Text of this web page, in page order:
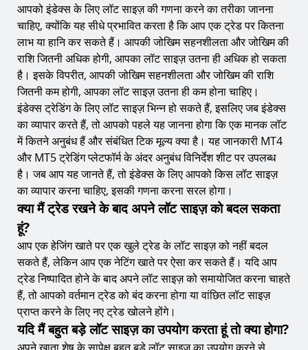
आपको इंडेक्स के लिए लॉट साइज़ की गणना करने का तरीका जानना
चाहिए, क्योंकि यह सीधे प्रभावित करता है कि आप एक ट्रेड पर कितना
लाभ या हानि कर सकते हैं। आपकी जोखिम सहनशीलता और जोखिम की
राशि जितनी अधिक होगी, आपका लॉट साइज़ उतना ही अधिक हो सकता
है। इसके विपरीत, आपकी जोखिम सहनशीलता और जोखिम की राशि
जितनी कम होगी, आपका लॉट साइज़ उतना ही कम होना चाहिए।
इंडेक्स ट्रेडिंग के लिए लॉट साइज़ भिन्न हो सकते हैं, इसलिए जब इंडेक्स
का व्यापार करते हैं, तो आपको पहले यह जानना होगा कि एक मानक लॉट
में कितने अनुबंध हैं और संबंधित टिक मूल्य क्या है। यह जानकारी MT4
और MT5 ट्रेडिंग प्लेटफॉर्म के अंदर अनुबंध विनिर्देश शीट पर उपलब्ध
है। जब आप यह जानते हैं, तो इंडेक्स के लिए आपको किस लॉट साइज़
का व्यापार करना चाहिए, इसकी गणना करना सरल होगा।
क्या मैं ट्रेड रखने के बाद अपने लॉट साइज़ को बदल सकता
हूं?
आप एक हेजिंग खाते पर एक खुले ट्रेड के लॉट साइज़ को नहीं बदल
सकते हैं, लेकिन आप एक नेटिंग खाते पर ऐसा कर सकते हैं। यदि आप
ट्रेड निष्पादित होने के बाद अपने लॉट साइज़ को समायोजित करना चाहते
हैं, तो आपको वर्तमान ट्रेड को बंद करना होगा या वांछित लॉट साइज़
प्राप्त करने के लिए नए ट्रेड खोलने होंगे।
यदि मैं बहुत बड़े लॉट साइज़ का उपयोग करता हूं तो क्या होगा?